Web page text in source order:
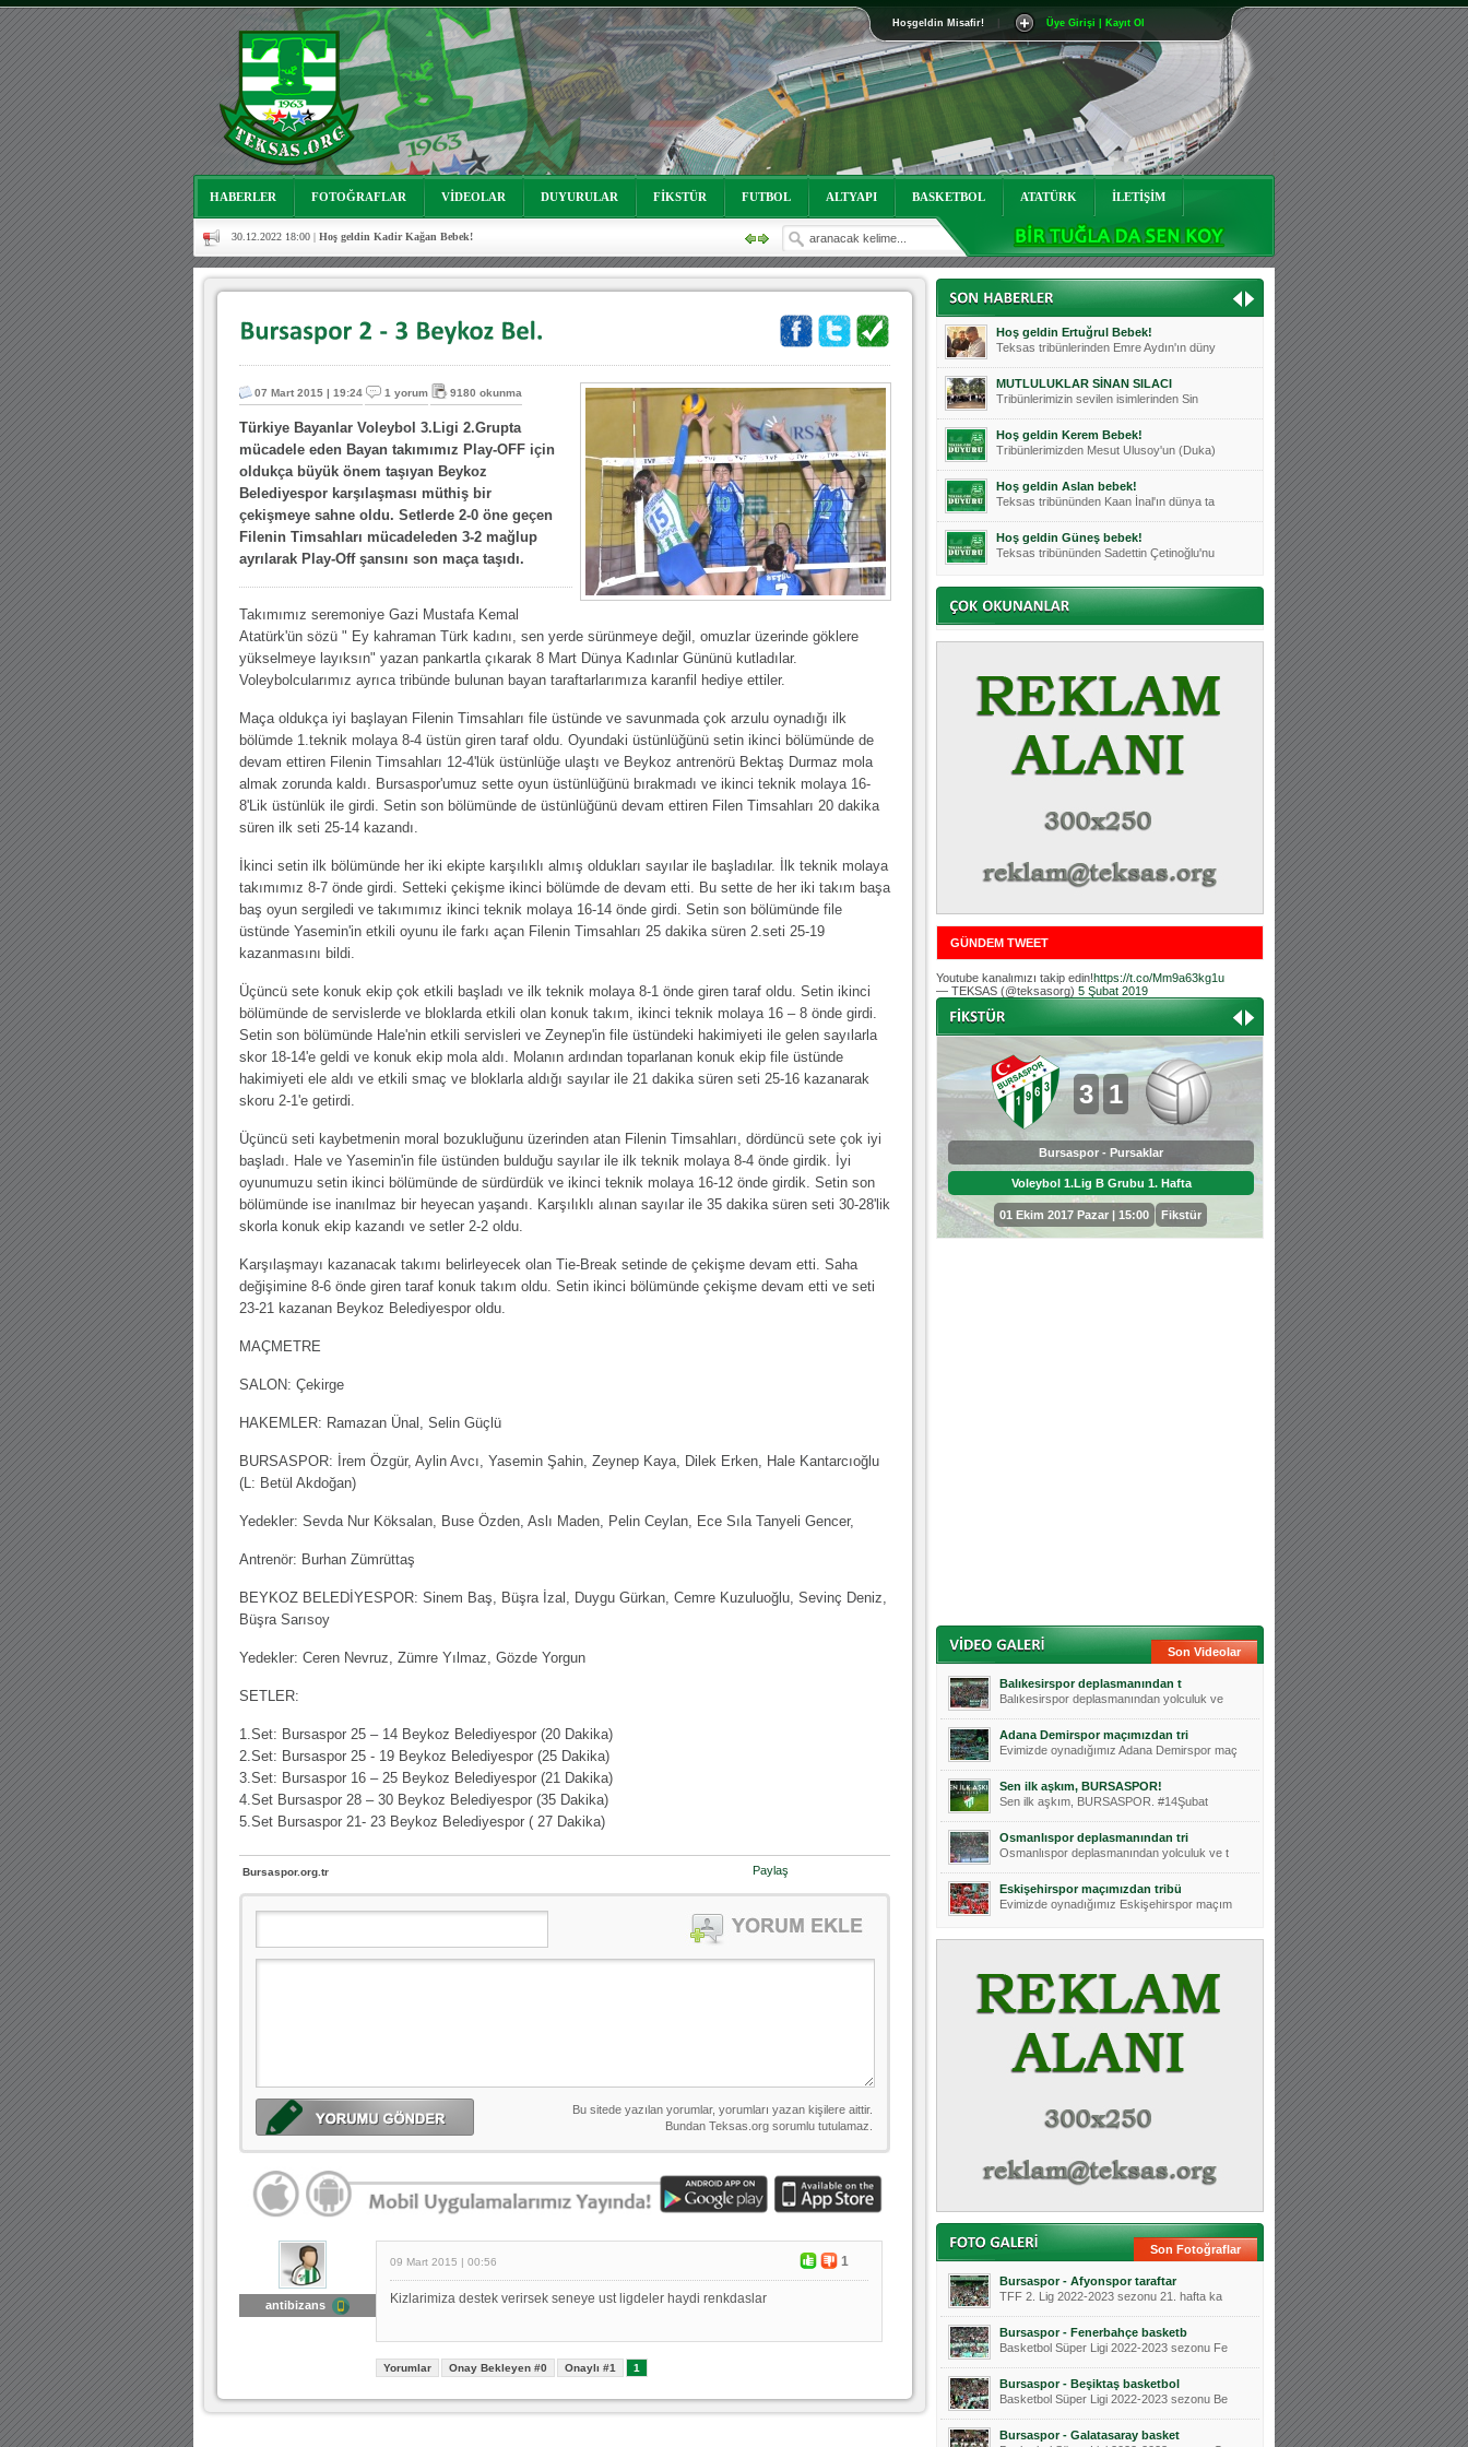
Hoşgeldin Misafir! Üye Girişi | Kayıt Ol
HABERLER FOTOĞRAFLAR VİDEOLAR DUYURULAR FİKSTÜR FUTBOL ALTYAPI BASKETBOL ATATÜRK İLETİŞİM
03.01.2024 19:09 |Hoş geldin Güneş bebek!
06.08.2023 16:16 | Mutluluklar Ceyhun Tetik
06.07.2023 18:57 |Bursasporumuzun önü açılsın istiyoruz!
03.05.2023 13:18 |Hoş geldin Alaz Bebek!
10.04.2023 14:44 |Hoş geldin Göktuğ Bebek!
30.12.2022 18:00 |Hoş geldin Kadir Kağan Bebek!
11.11.2025 14:13 |Hoş geldin Ertuğrul Bebek!
12.10.2025 17:30 |MUTLULUKLAR SİNAN SILACI
16.07.2024 14:32 |Hoş geldin Kerem Bebek!
03.01.2024 19:09 |Hoş geldin Güneş bebek!
07 Mart 2015 | 19:24 1 yorum 9180 okunma
Türkiye Bayanlar Voleybol 3.Ligi 2.Grupta
mücadele eden Bayan takımımız Play-OFF için
oldukça büyük önem taşıyan Beykoz
Belediyespor karşılaşması müthiş bir
çekişmeye sahne oldu. Setlerde 2-0 öne geçen
Filenin Timsahları mücadeleden 3-2 mağlup
ayrılarak Play-Off şansını son maça taşıdı.
Takımımız seremoniye Gazi Mustafa Kemal
Atatürk'ün sözü " Ey kahraman Türk kadını, sen yerde sürünmeye değil, omuzlar üzerinde göklere
yükselmeye layıksın" yazan pankartla çıkarak 8 Mart Dünya Kadınlar Gününü kutladılar.
Voleybolcularımız ayrıca tribünde bulunan bayan taraftarlarımıza karanfil hediye ettiler.
Maça oldukça iyi başlayan Filenin Timsahları file üstünde ve savunmada çok arzulu oynadığı ilk
bölümde 1.teknik molaya 8-4 üstün giren taraf oldu. Oyundaki üstünlüğünü setin ikinci bölümünde de
devam ettiren Filenin Timsahları 12-4'lük üstünlüğe ulaştı ve Beykoz antrenörü Bektaş Durmaz mola
almak zorunda kaldı. Bursaspor'umuz sette oyun üstünlüğünü bırakmadı ve ikinci teknik molaya 16-
8'Lik üstünlük ile girdi. Setin son bölümünde de üstünlüğünü devam ettiren Filen Timsahları 20 dakika
süren ilk seti 25-14 kazandı.
İkinci setin ilk bölümünde her iki ekipte karşılıklı almış oldukları sayılar ile başladılar. İlk teknik molaya
takımımız 8-7 önde girdi. Setteki çekişme ikinci bölümde de devam etti. Bu sette de her iki takım başa
baş oyun sergiledi ve takımımız ikinci teknik molaya 16-14 önde girdi. Setin son bölümünde file
üstünde Yasemin'in etkili oyunu ile farkı açan Filenin Timsahları 25 dakika süren 2.seti 25-19
kazanmasını bildi.
Üçüncü sete konuk ekip çok etkili başladı ve ilk teknik molaya 8-1 önde giren taraf oldu. Setin ikinci
bölümünde de servislerde ve bloklarda etkili olan konuk takım, ikinci teknik molaya 16 – 8 önde girdi.
Setin son bölümünde Hale'nin etkili servisleri ve Zeynep'in file üstündeki hakimiyeti ile gelen sayılarla
skor 18-14'e geldi ve konuk ekip mola aldı. Molanın ardından toparlanan konuk ekip file üstünde
hakimiyeti ele aldı ve etkili smaç ve bloklarla aldığı sayılar ile 21 dakika süren seti 25-16 kazanarak
skoru 2-1'e getirdi.
Üçüncü seti kaybetmenin moral bozukluğunu üzerinden atan Filenin Timsahları, dördüncü sete çok iyi
başladı. Hale ve Yasemin'in file üstünden bulduğu sayılar ile ilk teknik molaya 8-4 önde girdik. İyi
oyunumuzu setin ikinci bölümünde de sürdürdük ve ikinci teknik molaya 16-12 önde girdik. Setin son
bölümünde ise inanılmaz bir heyecan yaşandı. Karşılıklı alınan sayılar ile 35 dakika süren seti 30-28'lik
skorla konuk ekip kazandı ve setler 2-2 oldu.
Karşılaşmayı kazanacak takımı belirleyecek olan Tie-Break setinde de çekişme devam etti. Saha
değişimine 8-6 önde giren taraf konuk takım oldu. Setin ikinci bölümünde çekişme devam etti ve seti
23-21 kazanan Beykoz Belediyespor oldu.
MAÇMETRE
SALON: Çekirge
HAKEMLER: Ramazan Ünal, Selin Güçlü
BURSASPOR: İrem Özgür, Aylin Avcı, Yasemin Şahin, Zeynep Kaya, Dilek Erken, Hale Kantarcıoğlu
(L: Betül Akdoğan)
Yedekler: Sevda Nur Köksalan, Buse Özden, Aslı Maden, Pelin Ceylan, Ece Sıla Tanyeli Gencer,
Antrenör: Burhan Zümrüttaş
BEYKOZ BELEDİYESPOR: Sinem Baş, Büşra İzal, Duygu Gürkan, Cemre Kuzuluoğlu, Sevinç Deniz,
Büşra Sarısoy
Yedekler: Ceren Nevruz, Zümre Yılmaz, Gözde Yorgun
SETLER:
1.Set: Bursaspor 25 – 14 Beykoz Belediyespor (20 Dakika)
2.Set: Bursaspor 25 - 19 Beykoz Belediyespor (25 Dakika)
3.Set: Bursaspor 16 – 25 Beykoz Belediyespor (21 Dakika)
4.Set Bursaspor 28 – 30 Beykoz Belediyespor (35 Dakika)
5.Set Bursaspor 21- 23 Beykoz Belediyespor ( 27 Dakika)
Bursaspor.org.tr Paylaş
antibizans
09 Mart 2015 | 00:56 1
Kizlarimiza destek verirsek seneye ust ligdeler haydi renkdaslar
Yorumlar Onay Bekleyen #0 Onaylı #1 1
Mutluluklar Ceyhun Tetik
Teksas tribünlerinin sevilen isimlerinde
Bursasporumuzun önü açılsın is
Teksaslı Bursasporlular Derneği Başkanı
Hoş geldin Alaz Bebek!
Teksas.org sistem yöneticisi, ekibimizin
Hoş geldin Göktuğ Bebek!
Teksas.org ekibimizden ve tribünlerimizi
Hoş geldin Kadir Kağan Bebek!
Teksas tribünlerinden Basri İleri'nin dü
Hoş geldin Ertuğrul Bebek!
Teksas tribünlerinden Emre Aydın'ın düny
MUTLULUKLAR SİNAN SILACI
Tribünlerimizin sevilen isimlerinden Sin
Hoş geldin Kerem Bebek!
Tribünlerimizden Mesut Ulusoy'un (Duka)
Hoş geldin Aslan bebek!
Teksas tribününden Kaan İnal'ın dünya ta
Hoş geldin Güneş bebek!
Teksas tribününden Sadettin Çetinoğlu'nu
Mutluluklar Ceyhun Tetik
Teksas tribünlerinin sevilen isimlerinde
Bursasporumuzun önü açılsın is
Hoş geldin Alaz Bebek!
Teksas.org sistem yöneticisi, ekibimizin
Hoş geldin Göktuğ Bebek!
Teksas.org ekibimizden ve tribünlerimizi
Teksas tribünlerinden Basri İleri'nin dü
Hoş geldin Kerem Bebek!
Tribünlerimizden Mesut Ulusoy'un (Duka)
Hoş geldin Aslan bebek!
Teksas tribününden Kaan İnal'ın dünya ta
Hoş geldin Güneş bebek!
Teksas tribününden Sadettin Çetinoğlu'nu
GÜNDEM TWEET
Youtube kanalımızı takip edin!https://t.co/Mm9a63kg1u
— TEKSAS (@teksasorg) 5 Şubat 2019
1 3
Bursaspor - Samsun Bsb.
Voleybol 1.Lig B Grubu 26. Hafta
3 1
Bursaspor - Pursaklar
Voleybol 1.Lig B Grubu 1. Hafta
01 Ekim 2017 Pazar | 15:00 Fikstür
2 3
Ted Kolejliler -
Voleybol 1.Lig B Grubu 2.
09 Ekim 2017 Pazartesi | 17:00
Son Videolar
Balıkesirspor deplasmanından t
Balıkesirspor deplasmanından yolculuk ve
Adana Demirspor maçımızdan tri
Evimizde oynadığımız Adana Demirspor maç
Sen ilk aşkım, BURSASPOR!
Sen ilk aşkım, BURSASPOR. #14Şubat
Osmanlıspor deplasmanından tri
Osmanlıspor deplasmanından yolculuk ve t
Eskişehirspor maçımızdan tribü
Evimizde oynadığımız Eskişehirspor maçım
Son Fotoğraflar
Bursaspor - Afyonspor taraftar
TFF 2. Lig 2022-2023 sezonu 21. hafta ka
Bursaspor - Fenerbahçe basketb
Basketbol Süper Ligi 2022-2023 sezonu Fe
Bursaspor - Beşiktaş basketbol
Basketbol Süper Ligi 2022-2023 sezonu Be
Bursaspor - Galatasaray basket